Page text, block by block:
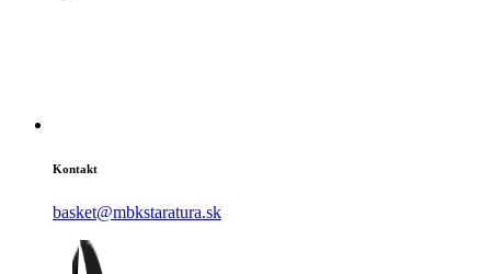
Kontakt
basket@mbkstaratura.sk